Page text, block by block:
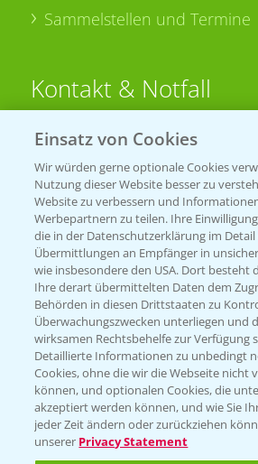
Sammelstellen und Termine
Kontakt & Notfall
Beratung auf WhatsApp
T.+49 (0)174 346 564 1
KONTAKT
Hilfe in Notfällen
T.+49 (0)214/30-20220
Folgen Sie
Einsatz von Cookies
Wir würden gerne optionale Cookies
Nutzung dieser Website besser zu
Website zu verbessern und
Werbepartnern zu teilen. Ihre
die in der Datenschutzerklärung im
Übermittlungen an Empfänger in
wie insbesondere den USA. Dort besteht
Ihre derart übermittelten Daten dem
Behörden in diesen Drittstaaten zu
Überwachungszwecken unterliegen und
wirksamen Rechtsbehelfe zur Verfügung
Detaillierte Informationen zu unbedingt
Cookies, ohne die wir die Webseite nicht
können, und optionalen Cookies, die
akzeptiert werden können, und wie Sie
jeder Zeit ändern oder zurückziehen
unserer Privacy Statement